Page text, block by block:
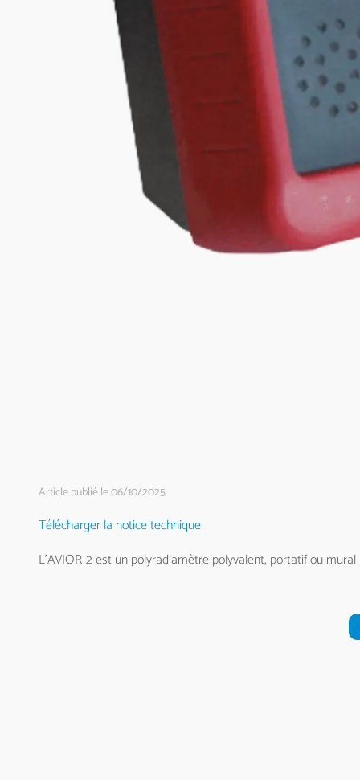
Article publié le 06/10/2025
Télécharger la notice technique
L’AVIOR-2 est un polyradiamètre polyvalent, portatif ou